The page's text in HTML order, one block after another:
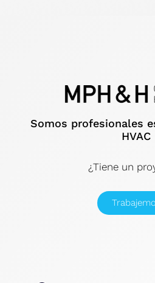
Somos profesionales
HVAC
¿Tiene un